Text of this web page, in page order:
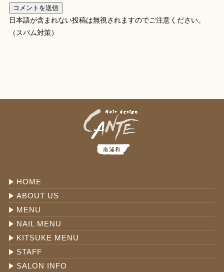
日本語が含まれない投稿は無視されますのでご注意ください。
（スパム対策）
HOME
ABOUT US
MENU
NAIL MENU
KITSUKE MENU
STAFF
SALON INFO